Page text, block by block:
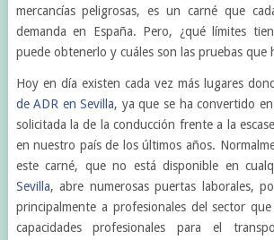
mercancías peligrosas, es un carné que
demanda en España. Pero, ¿qué límites
puede obtenerlo y cuáles son las pruebas que
Hoy en día existen cada vez más lugares
de ADR en Sevilla, ya que se ha convertido
solicitada la de la conducción frente a la
en nuestro país de los últimos años.
este carné, que no está disponible en
Sevilla, abre numerosas puertas laborales,
principalmente a profesionales del sector
capacidades profesionales para el